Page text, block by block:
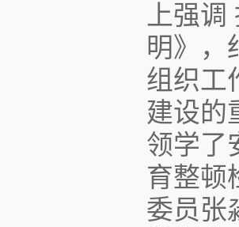
上强
明》，
组织工
建设的
领学了
育整顿
委员张